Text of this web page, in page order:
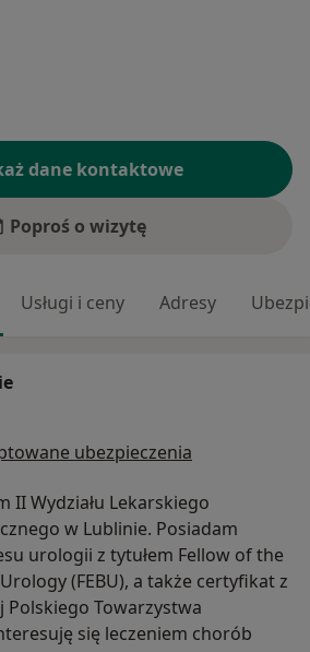
dane kontaktowe
Poproś o wizytę
Usługi i ceny Adresy
ubezpieczenia
II Wydziału Lekarskiego
w Lublinie. Posiadam
urologii z tytułem Fellow of the
(FEBU), a także certyfikat z
Towarzystwa
się leczeniem chorób